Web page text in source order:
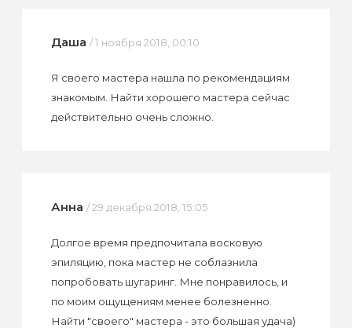
Даша / 1 ноября 2018, 00:10
Я своего мастера нашла по рекомендациям
знакомым. Найти хорошего мастера сейчас
действительно очень сложно.
Анна / 29 декабря 2018, 15:05
Долгое время предпочитала восковую
эпиляцию, пока мастер не соблазнила
попробовать шугаринг. Мне понравилось, и
по моим ощущениям менее болезненно.
Найти "своего" мастера - это большая удача)